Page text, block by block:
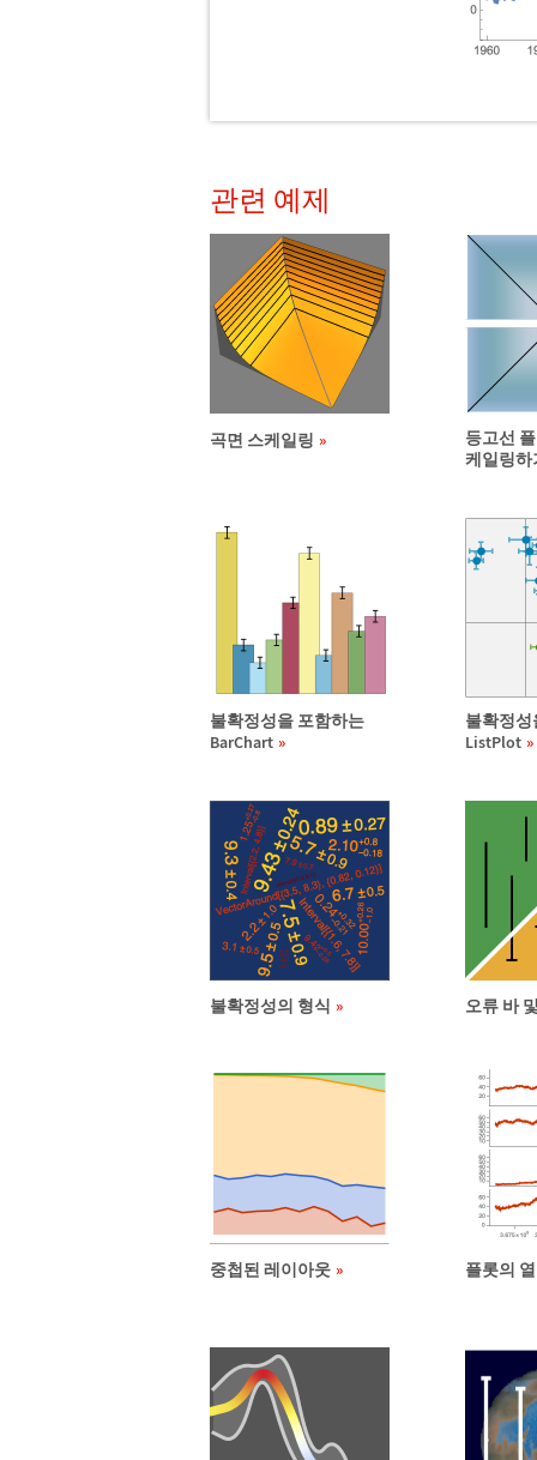
관련 예제
곡면 스케일링
등고선
케일링하
불확정성을 포함하는
BarChart
불확정
ListPlot
불확정성의 형식 오류 바
중첩된 레이아웃 플롯의